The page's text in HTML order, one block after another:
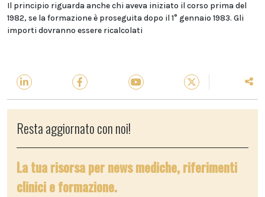
Il principio riguarda anche chi aveva iniziato il corso prima del
1982, se la formazione è proseguita dopo il 1° gennaio 1983. Gli
importi dovranno essere ricalcolati
Resta aggiornato con noi!
La tua risorsa per news mediche, riferimenti
clinici e formazione.